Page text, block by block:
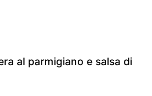
al parmigiano e salsa di